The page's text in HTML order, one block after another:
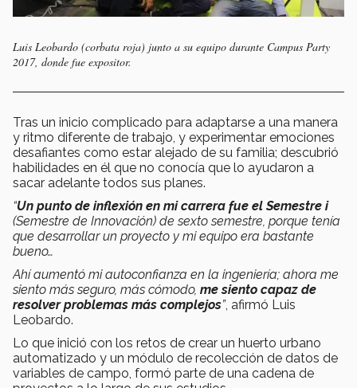
Luis Leobardo (corbata roja) junto a su equipo durante Campus Party
2017, donde fue expositor.
Tras un inicio complicado para adaptarse a una manera
y ritmo diferente de trabajo, y experimentar emociones
desafiantes como estar alejado de su familia; descubrió
habilidades en él que no conocía que lo ayudaron a
sacar adelante todos sus planes.
“Un punto de inflexión en mi carrera fue el Semestre i
(Semestre de Innovación) de sexto semestre, porque tenía
que desarrollar un proyecto y mi equipo era bastante
bueno…
Ahí aumentó mi autoconfianza en la ingeniería; ahora me
siento más seguro, más cómodo, me siento capaz de
resolver problemas más complejos”, afirmó Luis
Leobardo.
Lo que inició con los retos de crear un huerto urbano
automatizado y un módulo de recolección de datos de
variables de campo, formó parte de una cadena de